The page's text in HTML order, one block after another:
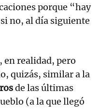
porque “hay
no, al día siguiente
en realidad, pero
quizás, similar a la
de las últimas
(a la que llegó